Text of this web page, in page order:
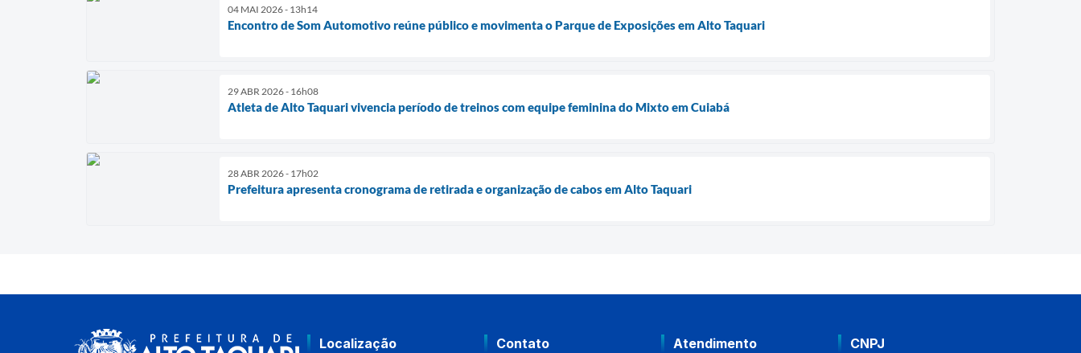
04 MAI 2026 - 13h14
Encontro de Som Automotivo reúne público e movimenta o Parque de Exposições em Alto Taquari
29 ABR 2026 - 16h08
Atleta de Alto Taquari vivencia período de treinos com equipe feminina do Mixto em Cuiabá
28 ABR 2026 - 17h02
Prefeitura apresenta cronograma de retirada e organização de cabos em Alto Taquari
Localização Contato Atendimento CNPJ